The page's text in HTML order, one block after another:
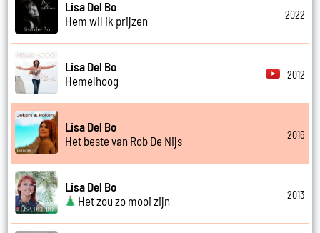
Lisa Del Bo
Hem wil ik prijzen
2022
Lisa Del Bo
Hemelhoog
2012
Lisa Del Bo
Het beste van Rob De Nijs
2016
Lisa Del Bo
Het zou zo mooi zijn
2013